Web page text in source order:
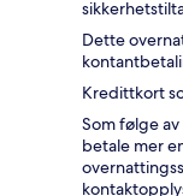
Dette
Kredittkort
Som følge
betale mer